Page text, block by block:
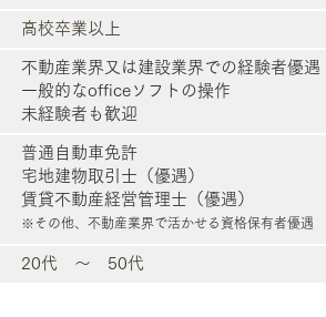
高校卒業以上
不動産業界又は建設業界での経験者優遇
一般的なofficeソフトの操作
​未経験者も歓迎
普通自動車免許
宅地建物取引士（優遇）
賃貸不動産経営管理士（優遇）
※ その他、不動産業界で活かせる資格保有者優遇
20代 ～ 50代